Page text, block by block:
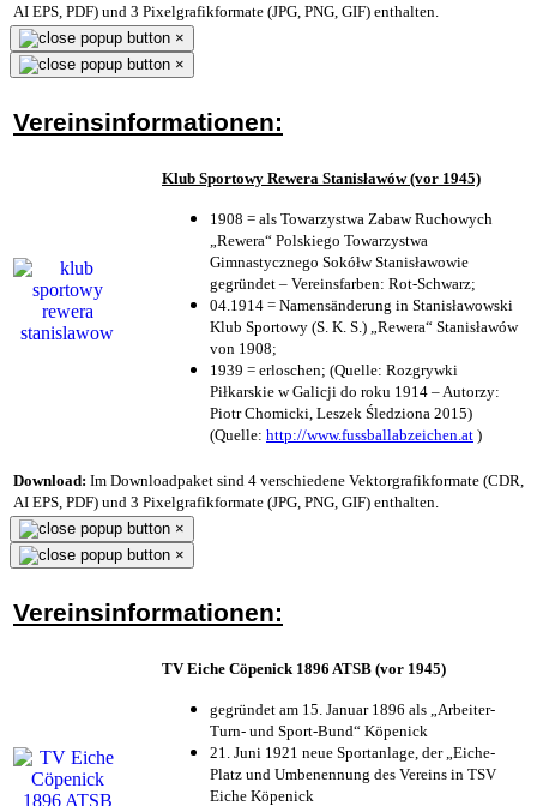
AI EPS, PDF) und 3 Pixelgrafikformate (JPG, PNG, GIF) enthalten.
×
×
Vereinsinformationen:
Klub Sportowy Rewera Stanisławów (vor 1945)
1908 = als Towarzystwa Zabaw Ruchowych
„Rewera“ Polskiego Towarzystwa
Gimnastycznego Sokółw Stanisławowie
gegründet – Vereinsfarben: Rot-Schwarz;
04.1914 = Namensänderung in Stanisławowski
Klub Sportowy (S. K. S.) „Rewera“ Stanisławów
von 1908;
1939 = erloschen; (Quelle: Rozgrywki
Piłkarskie w Galicji do roku 1914 – Autorzy:
Piotr Chomicki, Leszek Śledziona 2015)
(Quelle: http://www.fussballabzeichen.at )
Download: Im Downloadpaket sind 4 verschiedene Vektorgrafikformate (CDR,
AI EPS, PDF) und 3 Pixelgrafikformate (JPG, PNG, GIF) enthalten.
×
×
Vereinsinformationen:
TV Eiche Cöpenick 1896 ATSB (vor 1945)
gegründet am 15. Januar 1896 als „Arbeiter-
Turn- und Sport-Bund“ Köpenick
21. Juni 1921 neue Sportanlage, der „Eiche-
Platz und Umbenennung des Vereins in TSV
Eiche Köpenick